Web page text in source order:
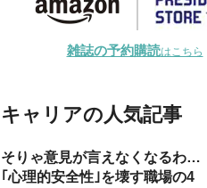
雑誌の予約購読はこちら
キャリアの人気記事
そりゃ意見が言えなくなるわ…
｢心理的安全性｣を壊す職場の4